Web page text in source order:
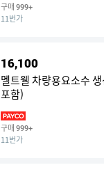
구매 999+
11번가
16,100
멜트웰 차량용요소수
포함)
구매 999+
11번가